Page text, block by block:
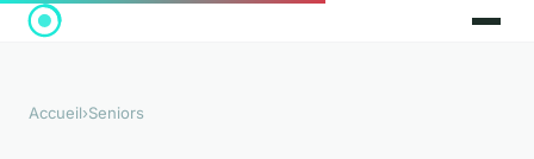
Accueil›Seniors